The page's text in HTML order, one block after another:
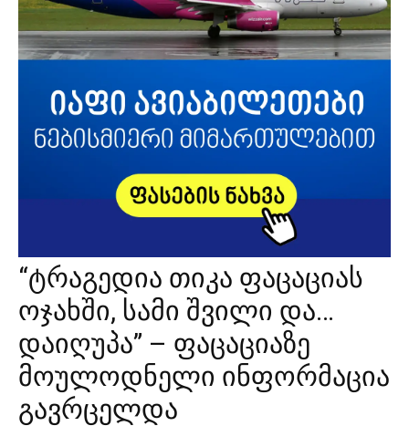
“ტრაგედია თიკა ფაცაციას
ოჯახში, სამი შვილი და…
დაიღუპა” – ფაცაციაზე
მოულოდნელი ინფორმაცია
გავრცელდა